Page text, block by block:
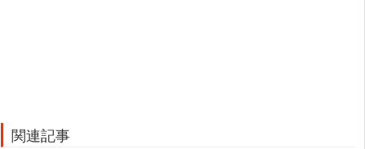
関連記事